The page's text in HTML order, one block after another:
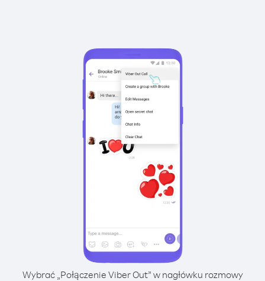
Wybrać „Połączenie Viber Out” w nagłówku rozmowy